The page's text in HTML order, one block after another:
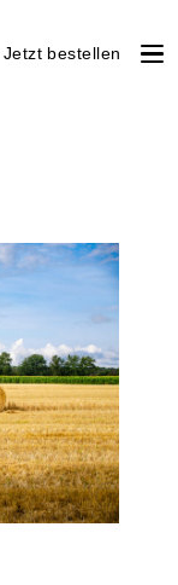
Jetzt bestellen